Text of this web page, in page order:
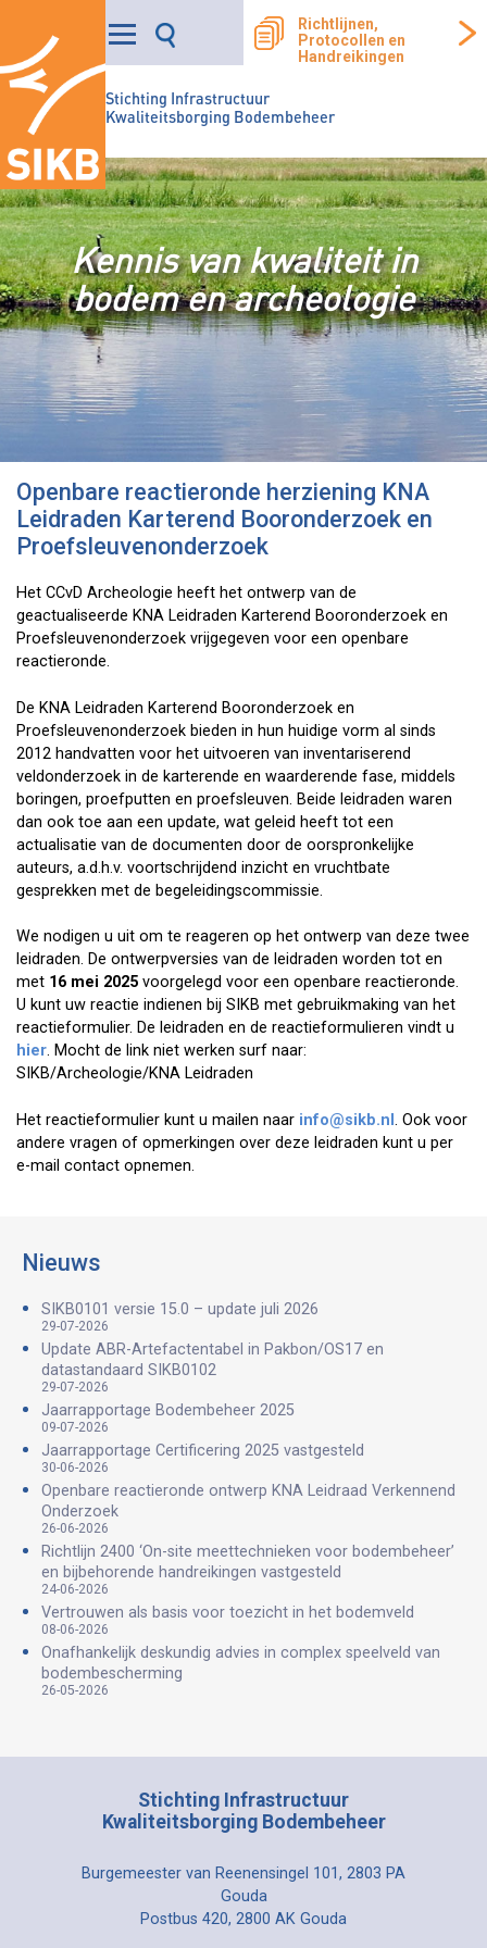
Stichting Infrastructuur
Kwaliteitsborging Bodembeheer
Richtlijnen,
Protocollen en
Handreikingen
Kennis van kwaliteit in
bodem en archeologie
Openbare reactieronde herziening KNA
Leidraden Karterend Booronderzoek en
Proefsleuvenonderzoek
Het CCvD Archeologie heeft het ontwerp van de
geactualiseerde KNA Leidraden Karterend Booronderzoek en
Proefsleuvenonderzoek vrijgegeven voor een openbare
reactieronde.
De KNA Leidraden Karterend Booronderzoek en
Proefsleuvenonderzoek bieden in hun huidige vorm al sinds
2012 handvatten voor het uitvoeren van inventariserend
veldonderzoek in de karterende en waarderende fase, middels
boringen, proefputten en proefsleuven. Beide leidraden waren
dan ook toe aan een update, wat geleid heeft tot een
actualisatie van de documenten door de oorspronkelijke
auteurs, a.d.h.v. voortschrijdend inzicht en vruchtbate
gesprekken met de begeleidingscommissie.
We nodigen u uit om te reageren op het ontwerp van deze twee
leidraden. De ontwerpversies van de leidraden worden tot en
met 16 mei 2025 voorgelegd voor een openbare reactieronde.
U kunt uw reactie indienen bij SIKB met gebruikmaking van het
reactieformulier. De leidraden en de reactieformulieren vindt u
hier. Mocht de link niet werken surf naar:
SIKB/Archeologie/KNA Leidraden
Het reactieformulier kunt u mailen naar info@sikb.nl . Ook voor
andere vragen of opmerkingen over deze leidraden kunt u per
e-mail contact opnemen.
Nieuws
SIKB0101 versie 15.0 – update juli 2026
29-07-2026
Update ABR-Artefactentabel in Pakbon/OS17 en
datastandaard SIKB0102
29-07-2026
Jaarrapportage Bodembeheer 2025
09-07-2026
Jaarrapportage Certificering 2025 vastgesteld
30-06-2026
Openbare reactieronde ontwerp KNA Leidraad Verkennend
Onderzoek
26-06-2026
Richtlijn 2400 ‘On-site meettechnieken voor bodembeheer’
en bijbehorende handreikingen vastgesteld
24-06-2026
Vertrouwen als basis voor toezicht in het bodemveld
08-06-2026
Onafhankelijk deskundig advies in complex speelveld van
bodembescherming
26-05-2026
Stichting Infrastructuur
Kwaliteitsborging Bodembeheer
Burgemeester van Reenensingel 101, 2803 PA
Gouda
Postbus 420, 2800 AK Gouda